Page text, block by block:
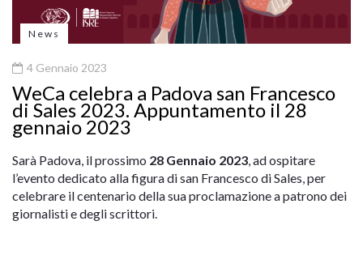
News
4 Gennaio 2023
WeCa celebra a Padova san Francesco
di Sales 2023. Appuntamento il 28
gennaio 2023
Sarà Padova, il prossimo 28 Gennaio 2023, ad ospitare
l’evento dedicato alla figura di san Francesco di Sales, per
celebrare il centenario della sua proclamazione a patrono dei
giornalisti e degli scrittori.